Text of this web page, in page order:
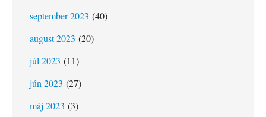
september 2023 (40)
august 2023 (20)
júl 2023 (11)
jún 2023 (27)
máj 2023 (3)